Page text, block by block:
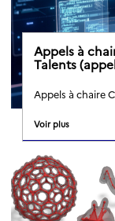
Appels à
Talents
Appels à chaire
Voir plus